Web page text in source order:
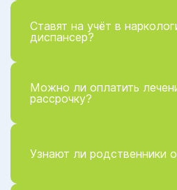
Ставят на учёт в
диспансер?
Можно ли оплатить
рассрочку?
Узнают ли родственники